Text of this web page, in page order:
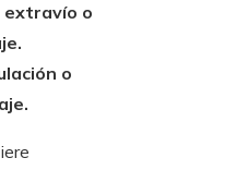
extravío o
o